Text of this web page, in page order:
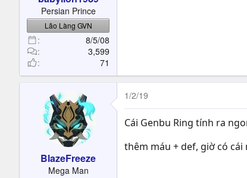
Persian Prince
Lão Làng GVN
8/5/08
3,599
71
BlazeFreeze
Mega Man
1/2/19
Cái Genbu Ring tính ra
thêm máu + def, giờ có cái